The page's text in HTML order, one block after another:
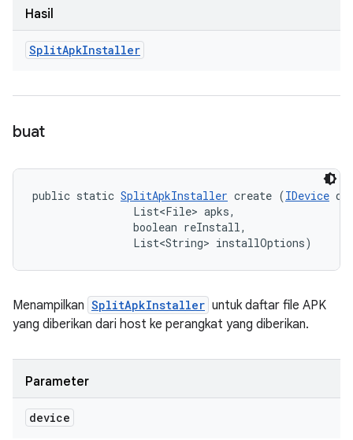
Hasil
SplitApkInstaller
buat
public static SplitApkInstaller create (IDevice
                List<File> apks,
                boolean reInstall,
                List<String> installOptions)
Menampilkan SplitApkInstaller untuk daftar file APK
yang diberikan dari host ke perangkat yang diberikan.
Parameter
device